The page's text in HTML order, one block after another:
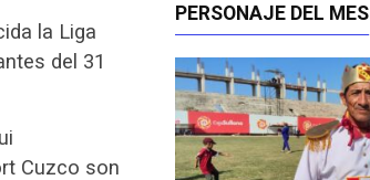
la Liga
del 31
Cuzco son
PERSONAJE DEL MES